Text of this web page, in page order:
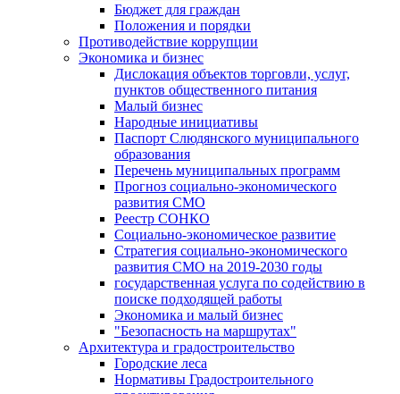
Бюджет для граждан
Положения и порядки
Противодействие коррупции
Экономика и бизнес
Дислокация объектов торговли, услуг,
пунктов общественного питания
Малый бизнес
Народные инициативы
Паспорт Слюдянского муниципального
образования
Перечень муниципальных программ
Прогноз социально-экономического
развития СМО
Реестр СОНКО
Социально-экономическое развитие
Стратегия социально-экономического
развития СМО на 2019-2030 годы
государственная услуга по содействию в
поиске подходящей работы
Экономика и малый бизнес
"Безопасность на маршрутах"
Архитектура и градостроительство
Городские леса
Нормативы Градостроительного